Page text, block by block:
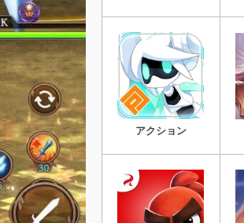
アクション